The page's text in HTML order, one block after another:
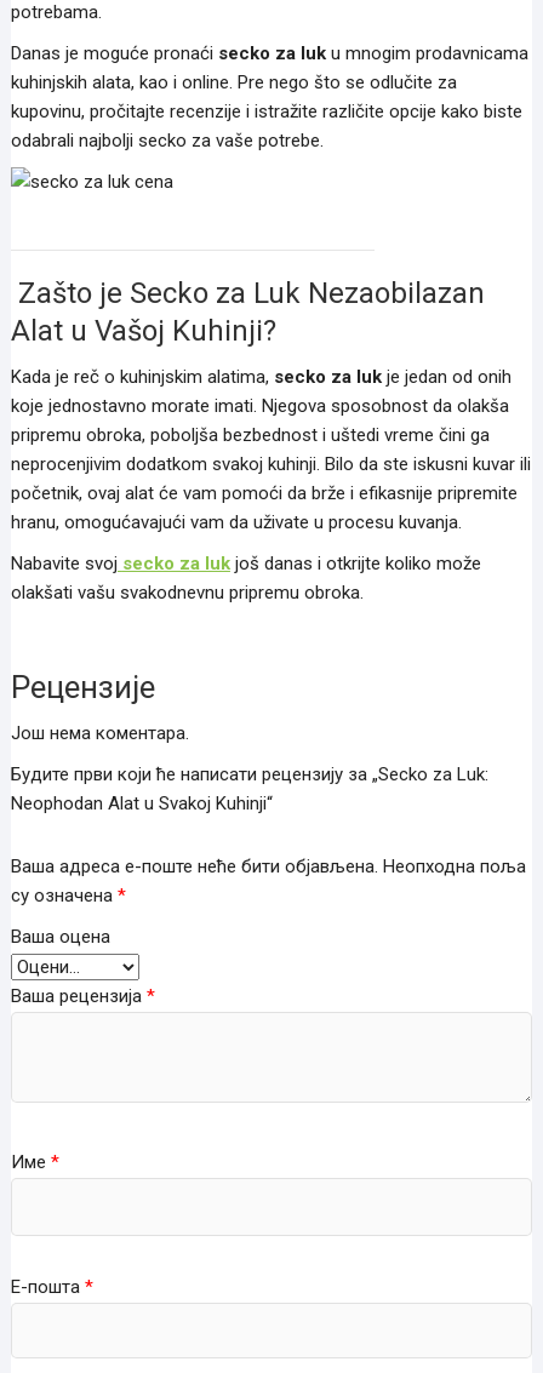
potrebama.
Danas je moguće pronaći secko za luku mnogim prodavnicama
kuhinjskih alata, kao i online. Pre nego što se odlučite za
kupovinu, pročitajte recenzije i istražite različite opcije kako biste
odabrali najbolji secko za vaše potrebe.
Zašto je Secko za Luk Nezaobilazan
Alat u Vašoj Kuhinji?
Kada je reč o kuhinjskim alatima, secko za lukje jedan od onih
koje jednostavno morate imati. Njegova sposobnost da olakša
pripremu obroka, poboljša bezbednost i uštedi vreme čini ga
neprocenjivim dodatkom svakoj kuhinji. Bilo da ste iskusni kuvar ili
početnik, ovaj alat će vam pomoći da brže i efikasnije pripremite
hranu, omogućavajući vam da uživate u procesu kuvanja.
Nabavite svoj secko za lukjoš danas i otkrijte koliko može
olakšati vašu svakodnevnu pripremu obroka.
Рецензије
Још нема коментара.
Будите први који ће написати рецензију за „Secko za Luk:
Neophodan Alat u Svakoj Kuhinji“
Ваша адреса е-поште неће бити објављена. Неопходна поља
су означена *
Ваша оцена
Ваша рецензија *
Име *
Е-пошта *